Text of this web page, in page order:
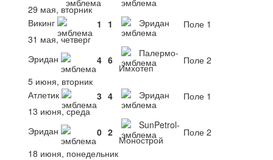
29 мая, вторник
Викинг
1 1 Эридан
Поле 1
31 мая, четверг
Эридан
4 6
Палермо-
Имхотеп
Поле 2
5 июня, вторник
Атлетик
3 4 Эридан
Поле 1
13 июня, среда
Эридан
0 2
SunPetrol-
Монострой
Поле 2
18 июня, понедельник